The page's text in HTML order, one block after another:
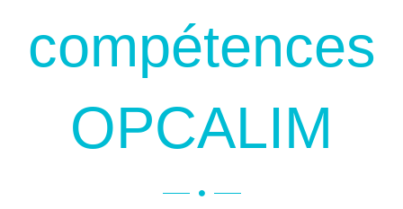
compétences
OPCALIM